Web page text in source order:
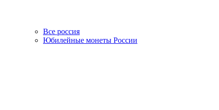
Все россия
Юбилейные монеты России